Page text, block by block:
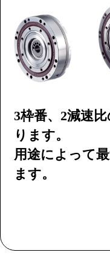
3枠番、2減速
ります。
用途によって
ます。